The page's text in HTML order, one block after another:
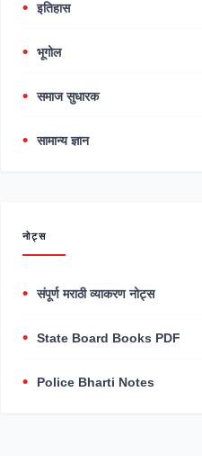
इतिहास
भूगोल
समाज सुधारक
सामान्य ज्ञान
नोट्स
संपूर्ण मराठी व्याकरण नोट्स
State Board Books PDF
Police Bharti Notes